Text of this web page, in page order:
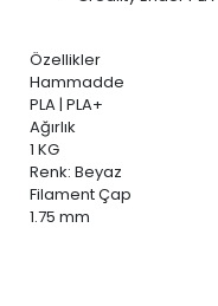
Özellikler
Hammadde
PLA | PLA+
Ağırlık
1 KG
Renk: Beyaz
Filament Çap
1.75 mm